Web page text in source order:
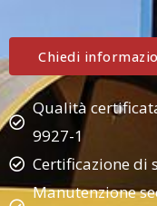
Chiedi
Qualità
9927-1
Certificazione di
Manutenzione